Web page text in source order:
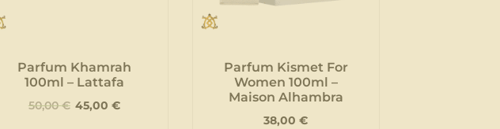
Parfum Khamrah
100ml – Lattafa
50,00€ 45,00 €
Parfum Kismet For
Women 100ml –
Maison Alhambra
38,00€